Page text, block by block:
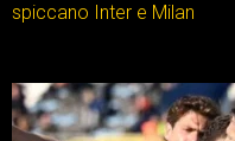
spiccano Inter e Milan